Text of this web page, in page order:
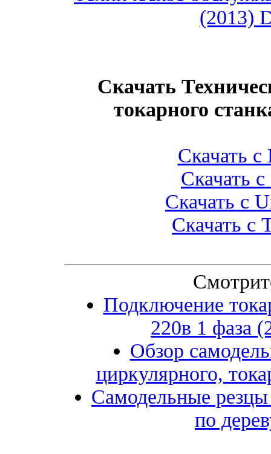
Скачать
токарного
Скачать
Скачать
Скачать с
Скачать с
Подключение
220в 1 фаза
Обзор
циркулярного,
Самодельные резцы
по